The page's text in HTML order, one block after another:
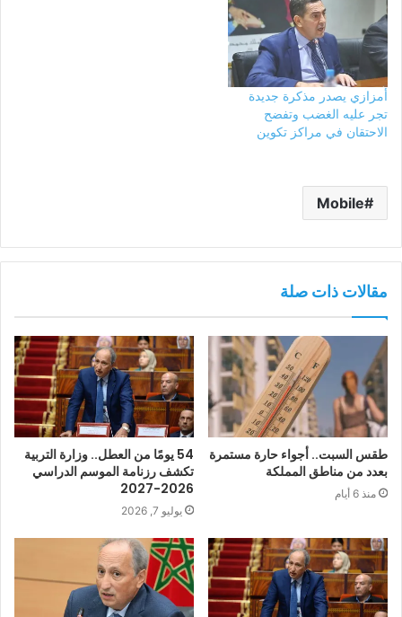
أمزازي يصدر مذكرة جديدة
تجر عليه الغضب وتفضح
الاحتقان في مراكز تكوين
Mobile
مقالات ذات صلة
طقس السبت.. أجواء حارة مستمرة
بعدد من مناطق المملكة
منذ 6 أيام
54 يومًا من العطل.. وزارة التربية
تكشف رزنامة الموسم الدراسي
2026-2027
يوليو 7, 2026